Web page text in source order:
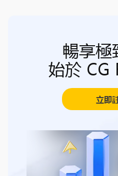
暢享極
始於 CG
立即